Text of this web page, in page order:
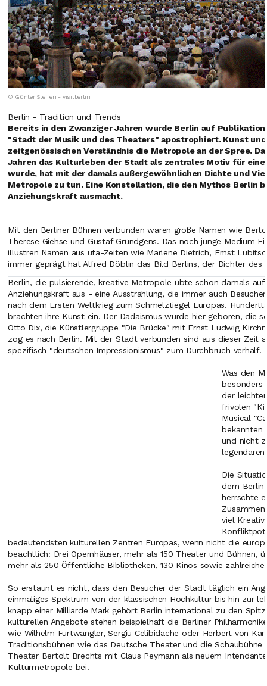
© Günter Steffen - visitberlin
Berlin - Tradition und Trends
Bereits in den Zwanziger Jahren wurde Berlin auf
"Stadt der Musik und des Theaters" apostrophiert. Kunst
zeitgenössischen Verständnis die Metropole an der Spree.
Jahren das Kulturleben der Stadt als zentrales Motiv für
wurde, hat mit der damals außergewöhnlichen Dichte und
Metropole zu tun. Eine Konstellation, die den Mythos Berlin
Anziehungskraft ausmacht.
Mit den Berliner Bühnen verbunden waren große Namen wie
Therese Giehse und Gustaf Gründgens. Das noch junge Medium
illustren Namen aus ufa-Zeiten wie Marlene Dietrich, Ernst
immer geprägt hat Alfred Döblin das Bild Berlins, der Dichter des
Berlin, die pulsierende, kreative Metropole übte schon damals
Anziehungskraft aus - eine Ausstrahlung, die immer auch
nach dem Ersten Weltkrieg zum Schmelztiegel Europas.
brachten ihre Kunst ein. Der Dadaismus wurde hier geboren, die
Otto Dix, die Künstlergruppe "Die Brücke" mit Ernst Ludwig
zog es nach Berlin. Mit der Stadt verbunden sind aus dieser Zeit
spezifisch "deutschen Impressionismus" zum Durchbruch verhalf.
Was den
besonders
der
frivolen
Musical
bekannten
und nicht
Die
dem Berlin
herrschte
viel
bedeutendsten kulturellen Zentren Europas, wenn nicht die
beachtlich: Drei Opernhäuser, mehr als 150 Theater und Bühnen,
mehr als 250 Öffentliche Bibliotheken, 130 Kinos sowie
So erstaunt es nicht, dass den Besucher der Stadt täglich ein
einmaliges Spektrum von der klassischen Hochkultur bis hin zur
knapp einer Milliarde Mark gehört Berlin international zu den
kulturellen Angebote stehen beispielhaft die Berliner
wie Wilhelm Furtwängler, Sergiu Celibidache oder Herbert von
Traditionsbühnen wie das Deutsche Theater und die
Theater Bertolt Brechts mit Claus Peymann als neuem
Kulturmetropole bei.